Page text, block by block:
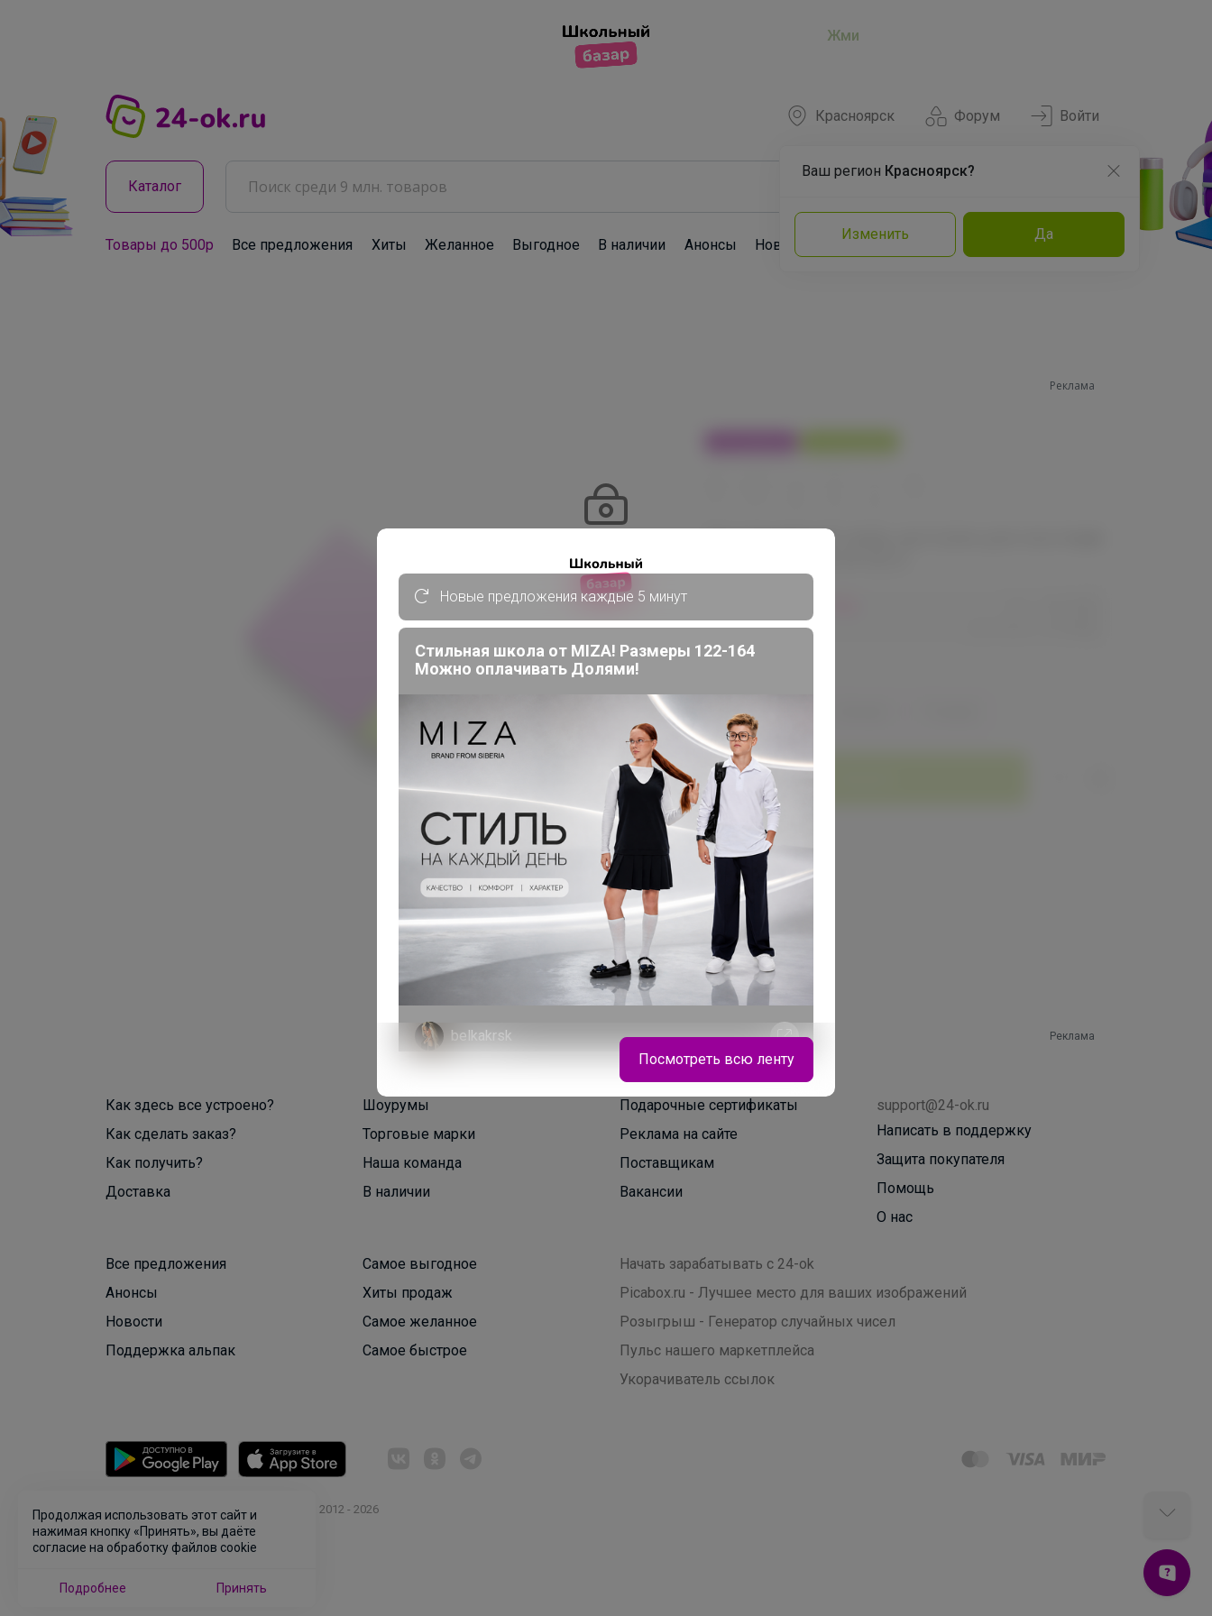
Жми
Форум
Красноярск
Ваш регион Красноярск?
Изменить Да
Войти
Каталог
Товары до 500р Все предложения Хиты Желанное Выгодное В наличии Анонсы Новости Команда Эксперты
Реклама
Эксклюзивный товар, доступен для опытных
486 320,40р
Фиолетовый
Товар доступендля зарегистрированных,
опытных пользователей 24-ok.ru
Реклама
Как здесь все устроено?
Как сделать заказ?
Как получить?
Доставка
Шоурумы
Торговые марки
Наша команда
В наличии
Подарочные сертификаты
Реклама на сайте
Поставщикам
Вакансии
support@24-ok.ru
Написать в поддержку
Защита покупателя
Помощь
О нас
Все предложения
Анонсы
Новости
Поддержка альпак
Самое выгодное
Хиты продаж
Самое желанное
Самое быстрое
Начать зарабатывать с 24-ok
Picabox.ru - Лучшее место для ваших изображений
Розыгрыш - Генератор случайных чисел
Пульс нашего маркетплейса
Укорачиватель ссылок
© ООО "Лявита", ОГРН 1122468054070, 2012 - 2026
Политика конфиденциальности
Cоглашение пользователя
Новые предложения каждые 5 минут
Стильная школа от MIZA! Размеры 122-164
Можно оплачивать Долями!
belkakrsk
Колготки и носочки CONTE напрямую с фабрики
Посмотреть всю ленту
Продолжая использовать этот сайт и
нажимая кнопку «Принять», вы даёте
согласие на обработку файлов cookie
Подробнее Принять